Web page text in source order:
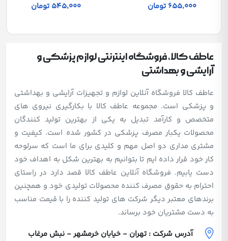
655٬000 تومان 545٬000 تومان
عاطف کالا، فروشگاه اینترنتی لوازم پزشکی و
آرایشی و بهداشتی
عاطف کالا فروشگاه آنلاین لوازم و تجهیزات آرایشی و بهداشتی
و پزشکی است. مجموعه عاطف کالا با بکارگیری نیروی های
متخصص و کارآمد تبدیل به یکی از بهترین تولید کنندگان
محصولات یکبار مصرف پزشکی در کشور شده است. کیفیت و
مشتری مداری دو اصل مهم و کلیدی برای ما است که سرلوحه
کار خود قرار داده ایم تا بتوانیم به بهترین شکل به اهداف خود
دست یابیم. فروشگاه آنلاین عاطف کالا قصد دارد در راستای
احترام به حقوق مصرف کننده محصولات تولیدی خود و همچنین
برندهای معتبر دیگر شرکت های تولید کننده را با قیمت مناسب
به دست مشتریان خود برساند.
آدرس شرکت : تهران - خیابان خرمشهر - نبش مرغاب